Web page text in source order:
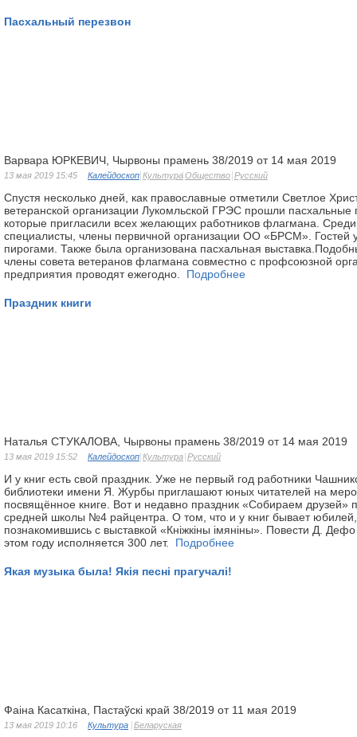
Пасхальный перезвон
Варвара ЮРКЕВИЧ, Чырвоны прамень 38/2019 от 14 мая 2019
13 мая 2019 15:45 Калейдоскоп Культура Общество Русский
Спустя несколько дней, как православные отметили Светлое
ветеранской организации Лукомльской ГРЭС прошли пасхальные
которые пригласили всех желающих работников флагмана.
специалисты, члены первичной организации ОО «БРСМ». Гостей
пирогами. Также была организована пасхальная
члены совета ветеранов флагмана совместно с профсоюзной
предприятия проводят ежегодно. Подробнее
Праздник книги
Наталья СТУКАЛОВА, Чырвоны прамень 38/2019 от 14 мая 2019
13 мая 2019 15:52 Калейдоскоп Культура Русский
И у книг есть свой праздник. Уже не первый год работники
библиотеки имени Я. Журбы приглашают юных читателей на
посвящённое книге. Вот и недавно праздник «Собираем друзей»
средней школы №4 райцентра. О том, что и у книг бывает
познакомившись с выставкой «Кніжкіны імяніны». Повести Д.
этом году исполняется 300 лет. Подробнее
Якая музыка была! Якія песні прагучалі!
Фаіна Касаткіна, Пастаўскі край 38/2019 от 11 мая 2019
13 мая 2019 10:16 Культура Беларуская